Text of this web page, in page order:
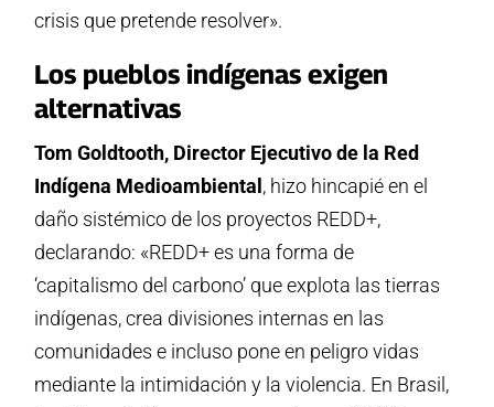
crisis que pretende resolver».
Los pueblos indígenas exigen
alternativas
Tom Goldtooth, Director Ejecutivo de la Red
Indígena Medioambiental, hizo hincapié en el
daño sistémico de los proyectos REDD+,
declarando: «REDD+ es una forma de
‘capitalismo del carbono’ que explota las tierras
indígenas, crea divisiones internas en las
comunidades e incluso pone en peligro vidas
mediante la intimidación y la violencia. En Brasil,